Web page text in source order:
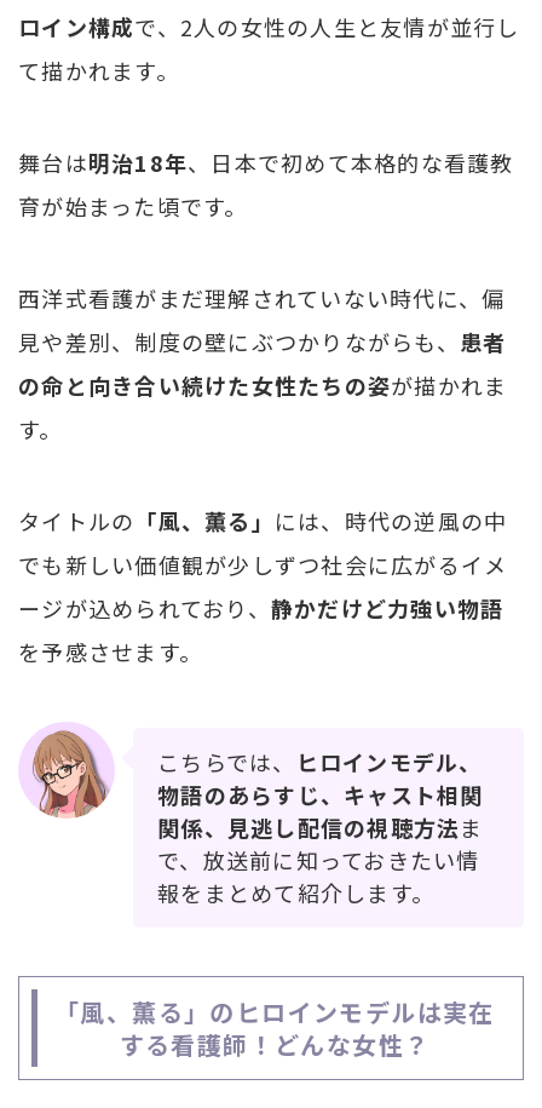
ロイン構成で、2人の女性の人生と友情が並行し
て描かれます。
舞台は明治18年、日本で初めて本格的な看護教
育が始まった頃です。
西洋式看護がまだ理解されていない時代に、偏
見や差別、制度の壁にぶつかりながらも、 患者
の命と向き合い続けた女性たちの姿が描かれま
す。
タイトルの 「風、薫る」 には、時代の逆風の中
でも新しい価値観が少しずつ社会に広がるイメ
ージが込められており、 静かだけど力強い物語
を予感させます。
こちらでは、
ヒロインモデル、
物語のあらすじ、キャスト相関
関係、見逃し配信の視聴方法ま
で、放送前に知っておきたい情
報をまとめて紹介します。
「風、薫る」のヒロインモデルは実在
する看護師！どんな女性？